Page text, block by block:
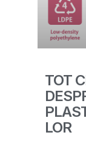
TOT
LOR